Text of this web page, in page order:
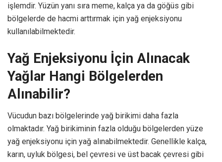
işlemdir. Yüzün yanı sıra meme, kalça ya da göğüs gibi
bölgelerde de hacmi arttırmak için yağ enjeksiyonu
kullanılabilmektedir.
Yağ Enjeksiyonu İçin Alınacak
Yağlar Hangi Bölgelerden
Alınabilir?
Vücudun bazı bölgelerinde yağ birikimi daha fazla
olmaktadır. Yağ birikiminin fazla olduğu bölgelerden yüze
yağ enjeksiyonu için yağ alınabilmektedir. Genellikle kalça,
karın, uyluk bölgesi, bel çevresi ve üst bacak çevresi gibi